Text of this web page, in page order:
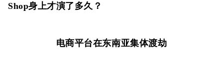
Shop身上才演了多久？
电商平台在东南亚集体渡劫